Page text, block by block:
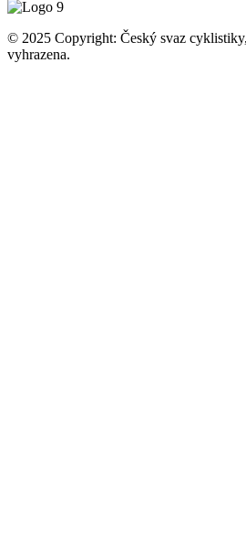
© 2025 Copyright: Český svaz
vyhrazena.